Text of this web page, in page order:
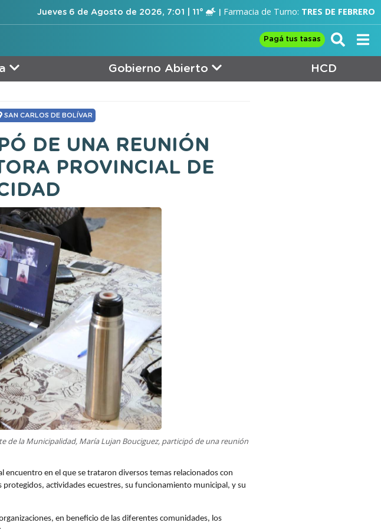
Pagá tus tasas
Jueves 6 de Agosto de 2026, 7:01 | 11° Farmacia de Turno: TRES DE FEBRERO
Gobierno Abierto HCD
SAN CARLOS DE BOLÍVAR
DE UNA REUNIÓN
PROVINCIAL DE
de la Municipalidad, María Lujan Bouciguez, participó de una reunión
encuentro en el que se trataron diversos temas relacionados con
actividades ecuestres, su funcionamiento municipal, y su
en beneficio de las diferentes comunidades, los